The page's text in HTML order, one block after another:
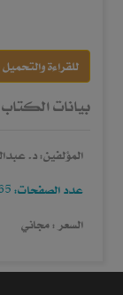
للقراءة
بيانات الكتاب
المؤلفين: د.
عدد الصفحات: 65
السعر : مجاني